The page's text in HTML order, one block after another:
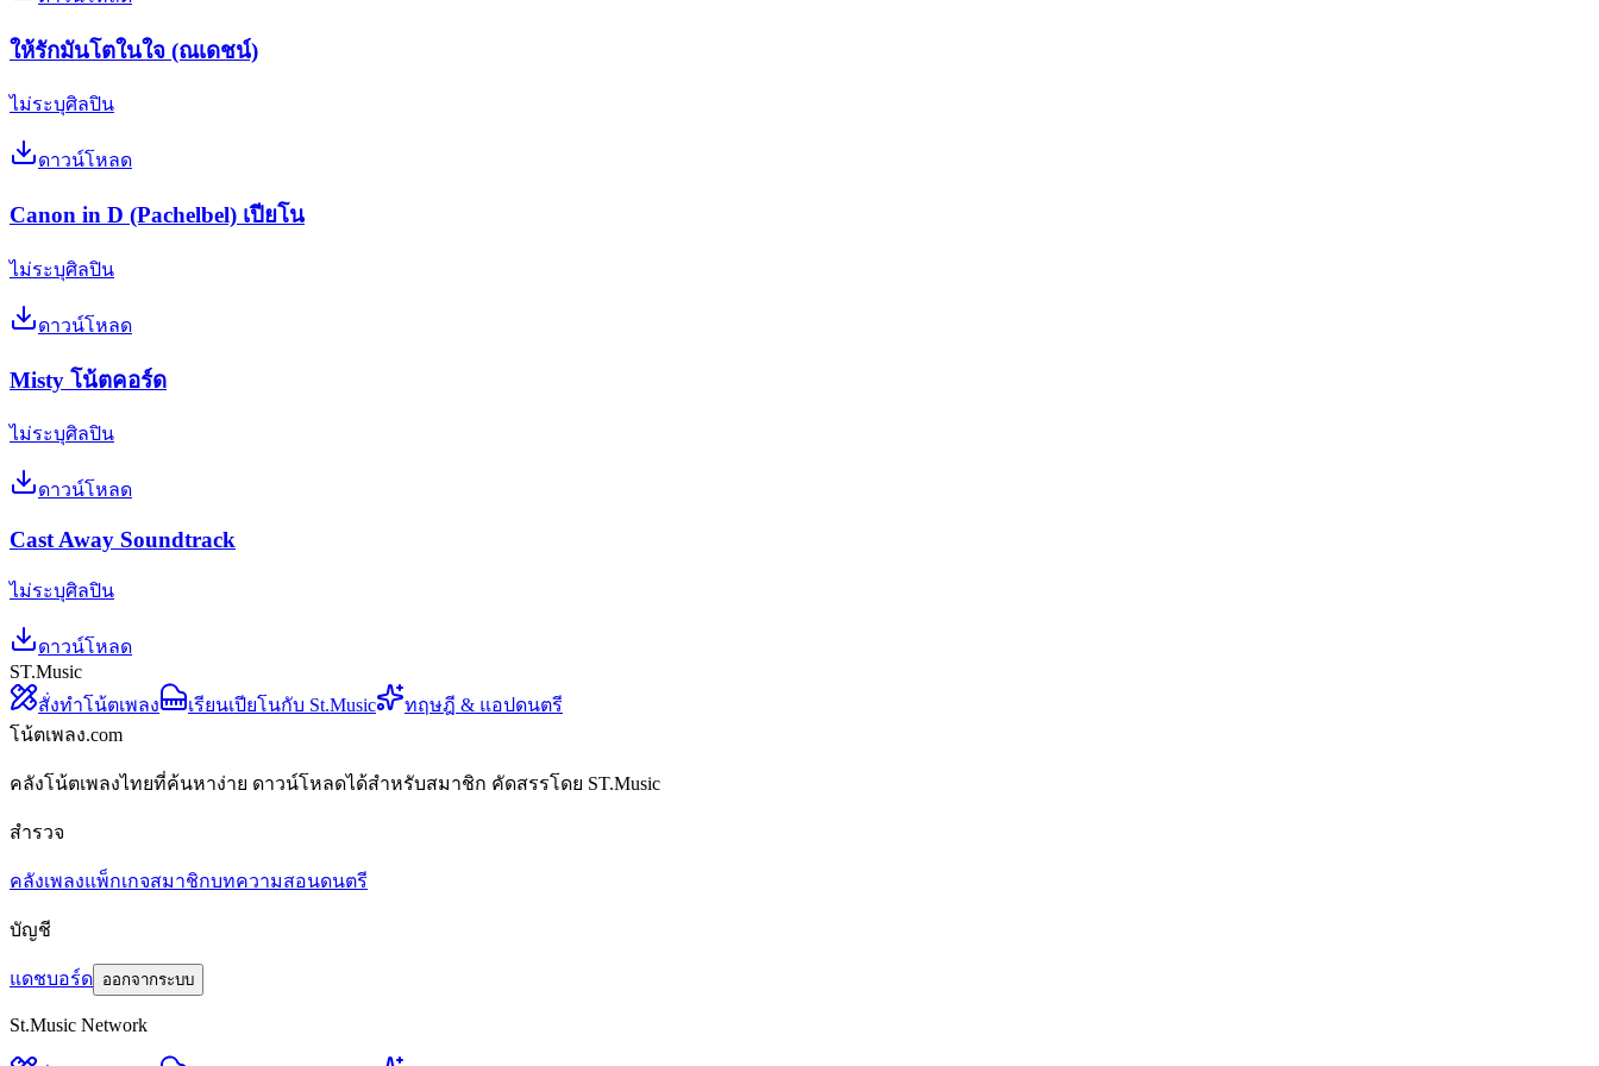
ให้รักมันโตในใจ (ณเดชน์)
ไม่ระบุศิลปิน
ดาวน์โหลด
Canon in D (Pachelbel) เปียโน
ไม่ระบุศิลปิน
ดาวน์โหลด
Misty โน้ตคอร์ด
ไม่ระบุศิลปิน
ดาวน์โหลด
Cast Away Soundtrack
ไม่ระบุศิลปิน
ดาวน์โหลด
ST.Music
สั่งทำโน้ตเพลง
เรียนเปียโนกับ St.Music
ทฤษฎี & แอปดนตรี
โน้ตเพลง.com
คลังโน้ตเพลงไทยที่ค้นหาง่าย ดาวน์โหลดได้สำหรับสมาชิก คัดสรรโดย ST.Music
สำรวจ
คลังเพลงแพ็กเกจสมาชิกบทความสอนดนตรี
บัญชี
แดชบอร์ด ออกจากระบบ
St.Music Network